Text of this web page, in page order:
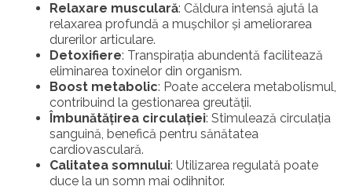
Relaxare musculară: Căldura intensă ajută la
relaxarea profundă a mușchilor și ameliorarea
durerilor articulare.
Detoxifiere: Transpirația abundentă facilitează
eliminarea toxinelor din organism.
Boost metabolic: Poate accelera metabolismul,
contribuind la gestionarea greutății.
Îmbunătățirea circulației: Stimulează circulația
sanguină, benefică pentru sănătatea
cardiovasculară.
Calitatea somnului: Utilizarea regulată poate
duce la un somn mai odihnitor.